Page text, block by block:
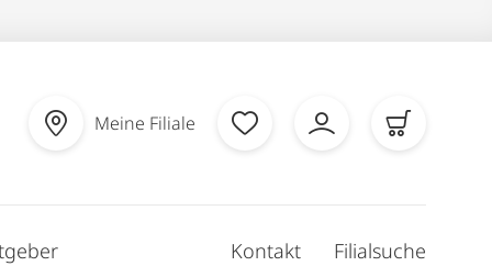
Meine Filiale
Kontakt Filialsuche